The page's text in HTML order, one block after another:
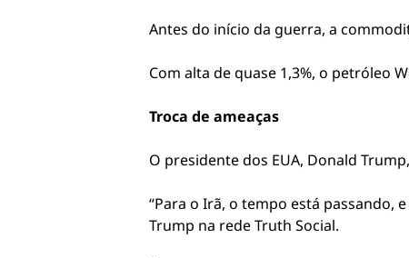
Antes do início da guerra, a
Com alta de quase 1,3%, o petróleo
Troca de ameaças
O presidente dos EUA, Donald
“Para o Irã, o tempo está passando, e
Trump na rede Truth Social.